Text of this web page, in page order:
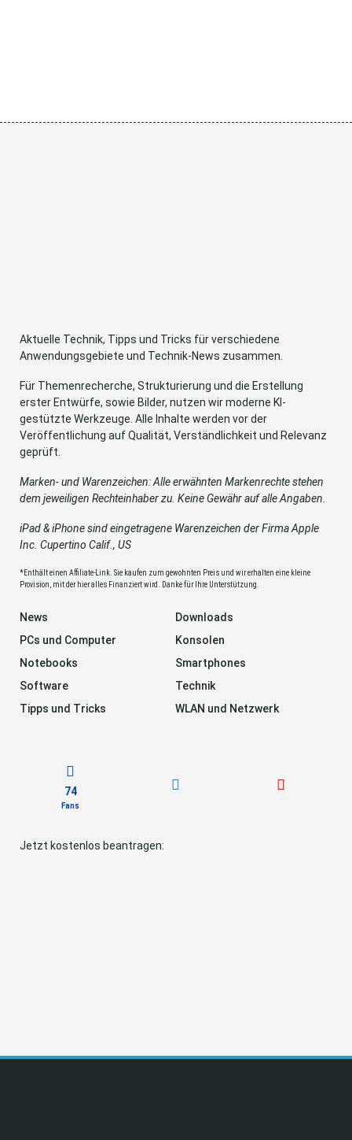
Aktuelle Technik, Tipps und Tricks für verschiedene
Anwendungsgebiete und Technik-News zusammen.
Für Themenrecherche, Strukturierung und die Erstellung
erster Entwürfe, sowie Bilder, nutzen wir moderne KI-
gestützte Werkzeuge. Alle Inhalte werden vor der
Veröffentlichung auf Qualität, Verständlichkeit und Relevanz
geprüft.
Marken- und Warenzeichen: Alle erwähnten Markenrechte stehen
dem jeweiligen Rechteinhaber zu. Keine Gewähr auf alle Angaben.
iPad & iPhone sind eingetragene Warenzeichen der Firma Apple
Inc. Cupertino Calif., US
*Enthält einen Affiliate-Link. Sie kaufen zum gewohnten Preis und wir erhalten eine kleine
Provision, mit der hier alles Finanziert wird. Danke für Ihre Unterstützung.
News
Downloads
PCs und Computer
Konsolen
Notebooks
Smartphones
Software
Technik
Tipps und Tricks
WLAN und Netzwerk
74
Fans
Jetzt kostenlos beantragen: